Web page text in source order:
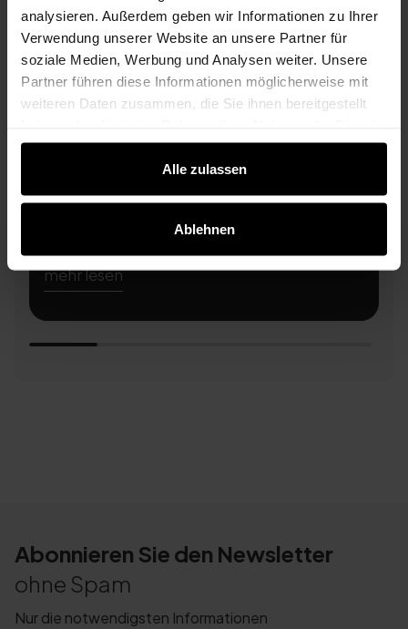
analysieren. Außerdem geben wir Informationen zu Ihrer
Verwendung unserer Website an unsere Partner für
soziale Medien, Werbung und Analysen weiter. Unsere
Partner führen diese Informationen möglicherweise mit
weiteren Daten zusammen, die Sie ihnen bereitgestellt
gesammelt haben.
Alle zulassen
Ablehnen
mehr lesen
Abonnieren Sie den Newsletter
ohne Spam
Nur die notwendigsten Informationen